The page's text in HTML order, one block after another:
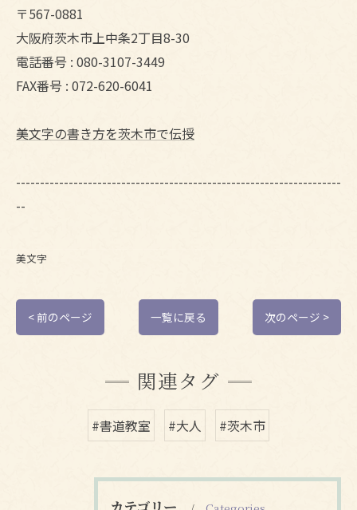
〒567-0881
大阪府茨木市上中条2丁目8-30
電話番号 : 080-3107-3449
FAX番号 : 072-620-6041
美文字の書き方を茨木市で伝授
--------------------------------------------------------------------
--
美文字
< 前のページ 一覧に戻る 次のページ >
関連タグ
#書道教室 #大人 #茨木市